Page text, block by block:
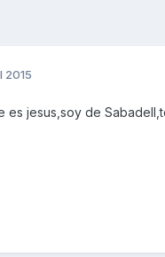
2015
es jesus,soy de